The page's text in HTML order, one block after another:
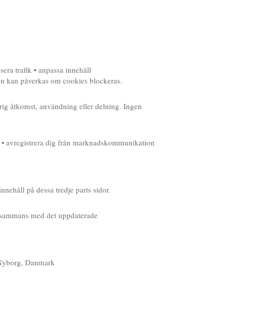
trafik • anpassa innehåll
kan påverkas om cookies blockeras.
åtkomst, användning eller delning. Ingen
avregistrera dig från marknadskommunikation
på dessa tredje parts sidor.
med det uppdaterade
Danmark